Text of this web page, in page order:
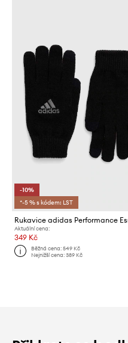
-10%
*-5 % s kódem: LST
Aktuální cena:
349 Kč
Běžná cena:549 Kč
Nejnižší cena:389 Kč